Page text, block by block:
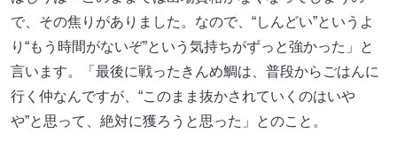
で、その焦りがありました。なので、“しんどい”というよ
り“もう時間がないぞ”という気持ちがずっと強かった」と
言います。「最後に戦ったきんめ鯛は、普段からごはんに
行く仲なんですが、“このまま抜かされていくのはいや
や”と思って、絶対に獲ろうと思った」とのこと。